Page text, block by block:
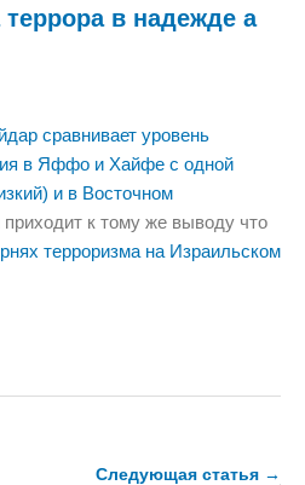
в надежде а
сравнивает уровень
в Яффо и Хайфе с одной
и в Восточном
к тому же выводу что
терроризма на Израильском
Следующая статья →